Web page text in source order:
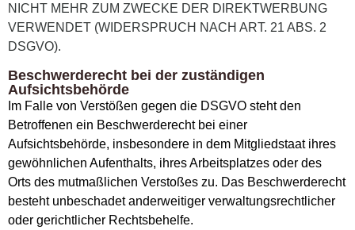
NICHT MEHR ZUM ZWECKE DER DIREKTWERBUNG
VERWENDET (WIDERSPRUCH NACH ART. 21 ABS. 2
DSGVO).
Beschwerderecht bei der zuständigen
Aufsichtsbehörde
Im Falle von Verstößen gegen die DSGVO steht den
Betroffenen ein Beschwerderecht bei einer
Aufsichtsbehörde, insbesondere in dem Mitgliedstaat ihres
gewöhnlichen Aufenthalts, ihres Arbeitsplatzes oder des
Orts des mutmaßlichen Verstoßes zu. Das Beschwerderecht
besteht unbeschadet anderweitiger verwaltungsrechtlicher
oder gerichtlicher Rechtsbehelfe.